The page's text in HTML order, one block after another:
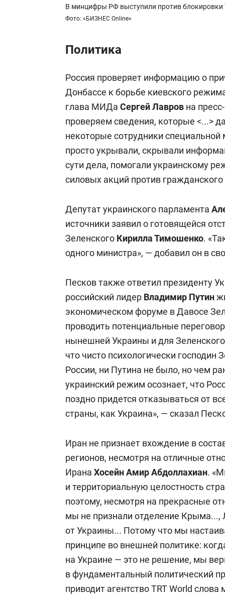
В минцифры РФ выступили против блокировки
Фото: «БИЗНЕС Online»
Политика
Россия проверяет информацию о
Донбассе к борьбе киевского
глава МИДа Сергей Лавров на
проверяем сведения, которые <...>
некоторые сотрудники
просто укрывали, скрывали
сути дела, помогали украинскому
силовых акций против
Депутат украинского парламента
источники заявил о готовящейся
Зеленского Кирилла Тимошенко.
одного министра», — добавил он в
Песков также ответил президенту
российский лидер Владимир Путин
экономическом форуме в Давосе
проводить потенциальные
нынешней Украины и для
что чисто психологически
России, ни Путина не было, но чем
украинский режим осознает, что
поздно придется отказываться от
страны, как Украина», — сказал
Иран не признает вхождение в
регионов, несмотря на отличные
Ирана ХосейнАмир Абдоллахиан.
и территориальную целостность
поэтому, несмотря на прекрасные
мы не признали отделение Крыма...,
от Украины... Потому что мы
принципе во внешней политике:
на Украине — это не решение, мы
в фундаментальный политический
приводит агентство TRT World слова